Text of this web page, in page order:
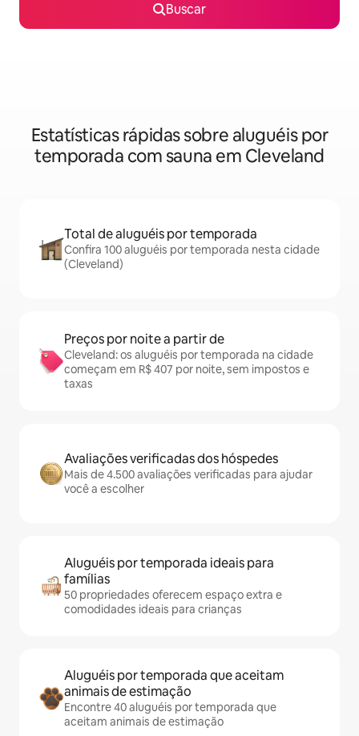
Buscar
Estatísticas rápidas sobre aluguéis por
temporada com sauna em Cleveland
Total de aluguéis por temporada
Confira 100 aluguéis por temporada nesta cidade
(Cleveland)
Preços por noite a partir de
Cleveland: os aluguéis por temporada na cidade
começam em R$ 407 por noite, sem impostos e
taxas
Avaliações verificadas dos hóspedes
Mais de 4.500 avaliações verificadas para ajudar
você a escolher
Aluguéis por temporada ideais para
famílias
50 propriedades oferecem espaço extra e
comodidades ideais para crianças
Aluguéis por temporada que aceitam
animais de estimação
Encontre 40 aluguéis por temporada que
aceitam animais de estimação